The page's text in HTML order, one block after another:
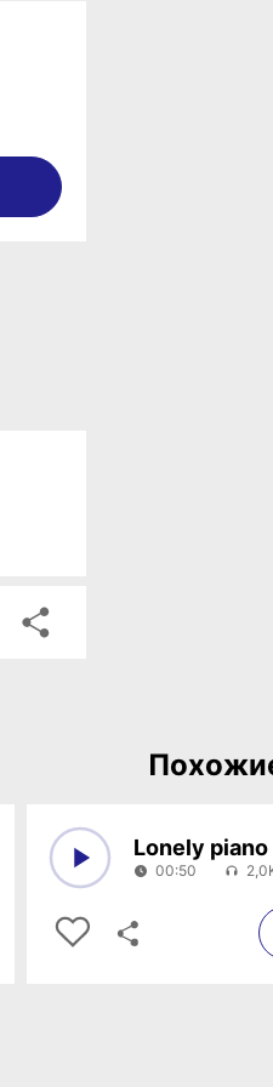
Lonely piano
00:50